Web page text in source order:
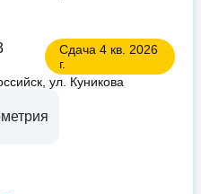
Сдача 4 кв. 2026
г.
ул. Куникова